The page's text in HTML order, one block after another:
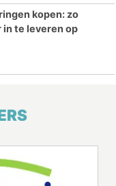
kopen: zo
in te leveren op